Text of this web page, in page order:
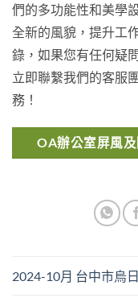
們的多功能性和美學
全新的風貌，提升工
錄，如果您有任何疑
立即聯繫我們的客服
務！
OA辦公室屏風及
2024-10月 台中市烏